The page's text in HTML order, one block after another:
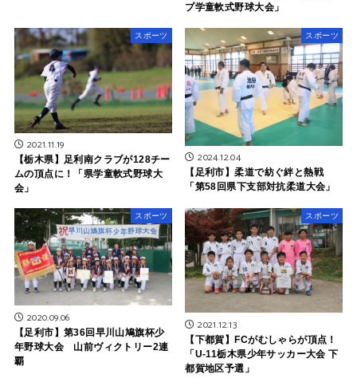
プ学童軟式野球大会」
スポーツ
2021.11.19
【栃木県】足利南クラブが128チー
ムの頂点に！「県学童軟式野球大
会」
スポーツ
2024.12.04
【足利市】柔道で紡ぐ絆と熱戦
「第58回県下支部対抗柔道大会」
スポーツ
2020.09.06
【足利市】第36回早川山鳩旗杯少
年野球大会 山前ヴィクトリー2連
覇
スポーツ
2021.12.13
【下都賀】FCがむしゃらが頂点！
「U-11栃木県少年サッカー大会 下
都賀地区予選」